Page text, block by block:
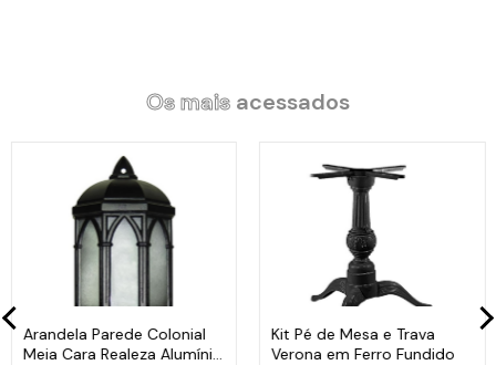
Os mais acessados
Arandela Parede Colonial
Meia Cara Realeza Alumínio
Kit Pé de Mesa e Trava
Verona em Ferro Fundido